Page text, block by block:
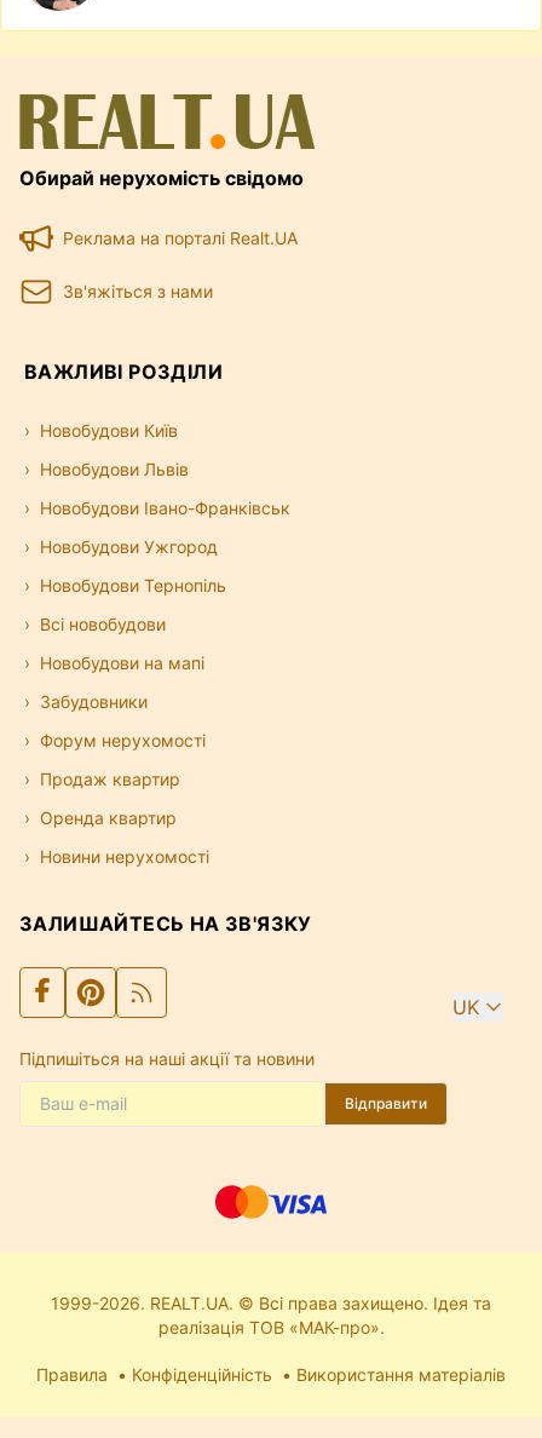
Обирай нерухомість свідомо
Реклама на порталі Realt.UA
Зв'яжіться з нами
ВАЖЛИВІ РОЗДІЛИ
Новобудови Київ
Новобудови Львів
Новобудови Івано-Франківськ
Новобудови Ужгород
Новобудови Тернопіль
Всі новобудови
Новобудови на мапі
Забудовники
Форум нерухомості
Продаж квартир
Оренда квартир
Новини нерухомості
ЗАЛИШАЙТЕСЬ НА ЗВ'ЯЗКУ
UK
Підпишіться на наші акції та новини
Відправити
1999-2026. REALT.UA. © Всі права захищено. Ідея та
реалізація ТОВ «МАК-про».
Правила Конфіденційність Використання матеріалів